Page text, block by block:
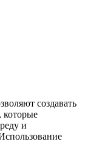
создавать
которые
и